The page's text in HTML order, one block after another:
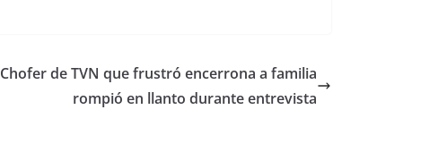
Chofer de TVN que frustró encerrona a familia
rompió en llanto durante entrevista